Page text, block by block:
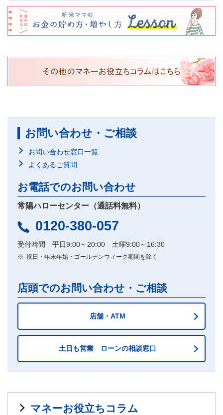
お問い合わせ・ご相談
お問い合わせ窓口一覧
よくあるご質問
お電話でのお問い合わせ
常陽ハローセンター（通話料無料）
0120-380-057
受付時間 平日9:00～20:00 土曜9:00～16:30
※ 祝日・年末年始・ゴールデンウィーク期間を除く
店頭でのお問い合わせ・ご相談
店舗・ATM
土日も営業 ローンの相談窓口
マネーお役立ちコラム